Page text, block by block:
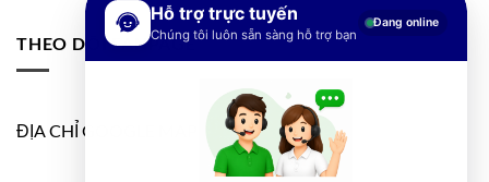
THEO DÕI FANPAGE
ĐỊA CHỈ GOOGLE MAP
Hỗ trợ trực tuyến
Chúng tôi luôn sẵn sàng hỗ trợ bạn
Đang online